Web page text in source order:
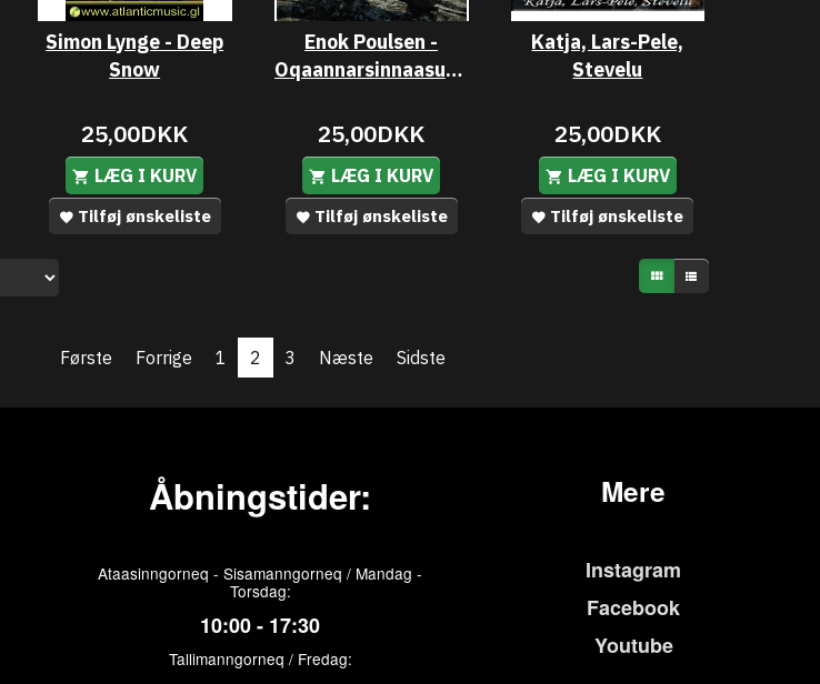
Simon Lynge - Deep
Snow
25,00DKK
LÆG I KURV
Tilføj ønskeliste
Enok Poulsen -
Oqaannarsinnaasuuguma
25,00DKK
LÆG I KURV
Tilføj ønskeliste
Katja, Lars-Pele,
Stevelu
25,00DKK
LÆG I KURV
Tilføj ønskeliste
Første Forrige 1 2 3 Næste Sidste
Åbningstider:
Ataasinngorneq - Sisamanngorneq / Mandag -
Torsdag:
10:00 - 17:30
Tallimanngorneq / Fredag:
Mere
Instagram
Facebook
Youtube